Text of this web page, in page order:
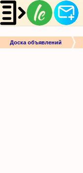
Доска объявлений